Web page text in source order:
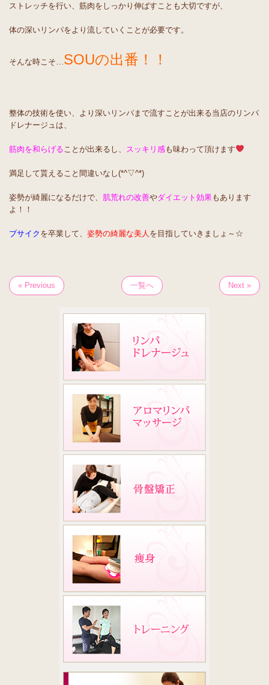
ストレッチを行い、筋肉をしっかり伸ばすことも大切ですが、
体の深いリンパをより流していくことが必要です。
そんな時こそ… SOUの出番！！
整体の技術を使い、より深いリンパまで流すことが出来る当店のリンパ
ドレナージュは、
筋肉を和らげる ことが出来るし、 スッキリ感も味わって頂けます
満足して貰えること間違いなし(*^▽^*)
姿勢が綺麗になるだけで、 肌荒れの改善やダイエット効果もあります
よ！！
ブサイク を卒業して、 姿勢の綺麗な美人 を目指していきましょ～☆
« Previous 一覧へ Next »